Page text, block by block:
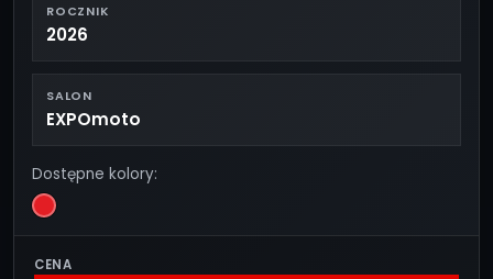
ROCZNIK
2026
SALON
EXPOmoto
Dostępne kolory:
CENA